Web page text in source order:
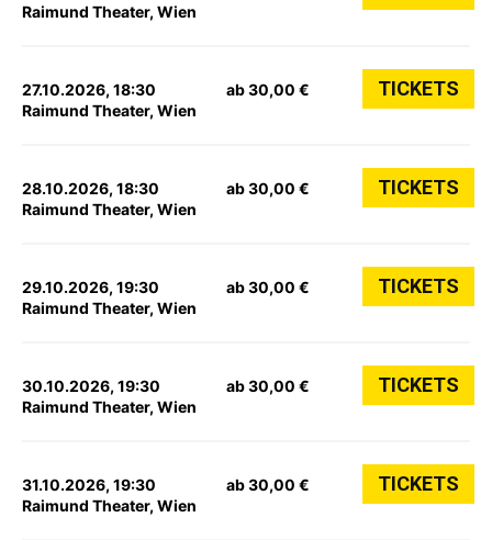
Raimund Theater, Wien
27.10.2026, 18:30
Raimund Theater, Wien
ab 30,00 € TICKETS
28.10.2026, 18:30
Raimund Theater, Wien
ab 30,00 € TICKETS
29.10.2026, 19:30
Raimund Theater, Wien
ab 30,00 € TICKETS
30.10.2026, 19:30
Raimund Theater, Wien
ab 30,00 € TICKETS
31.10.2026, 19:30
Raimund Theater, Wien
ab 30,00 € TICKETS